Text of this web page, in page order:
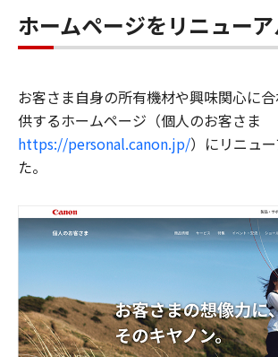
ホームページをリニュー
お客さま自身の所有機材や興味関心に
供するホームページ（個人のお客さま
https://personal.canon.jp/）にリニュ
た。